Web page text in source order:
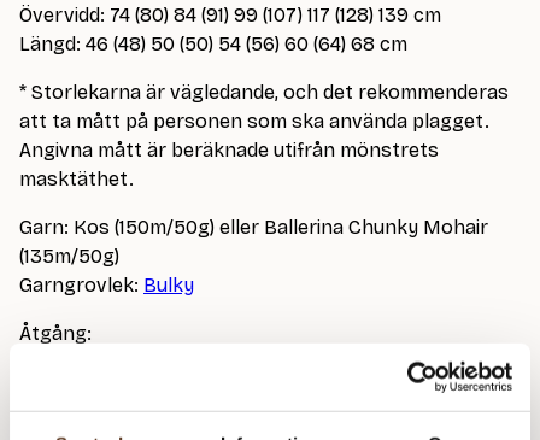
Övervidd: 74 (80) 84 (91) 99 (107) 117 (128) 139 cm
Längd: 46 (48) 50 (50) 54 (56) 60 (64) 68 cm
* Storlekarna är vägledande, och det rekommenderas
att ta mått på personen som ska använda plagget.
Angivna mått är beräknade utifrån mönstrets
masktäthet.
Garn: Kos (150m/50g) eller Ballerina Chunky Mohair
(135m/50g)
Garngrovlek: Bulky
Åtgång:
200 (250) 250 (300) 300 (350) 400 (450) 500 g
Rundstickor: 4.50 mm (60 och 80 cm)